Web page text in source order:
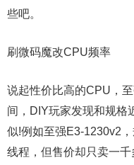
些吧。
刷微码魔改CPU频率
说起性价比高的CPU，
间，DIY玩家发现和规格
似!例如至强E3-1230v2
线程，但售价却只卖一